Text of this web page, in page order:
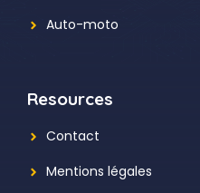
Auto-moto
Resources
Contact
Mentions légales